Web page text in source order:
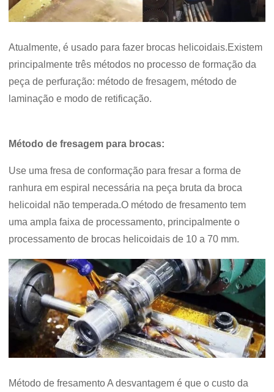
Atualmente, é usado para fazer brocas helicoidais.Existem
principalmente três métodos no processo de formação da
peça de perfuração: método de fresagem, método de
laminação e modo de retificação.
Método de fresagem para brocas:
Use uma fresa de conformação para fresar a forma de
ranhura em espiral necessária na peça bruta da broca
helicoidal não temperada.O método de fresamento tem
uma ampla faixa de processamento, principalmente o
processamento de brocas helicoidais de 10 a 70 mm.
Método de fresamento A desvantagem é que o custo da